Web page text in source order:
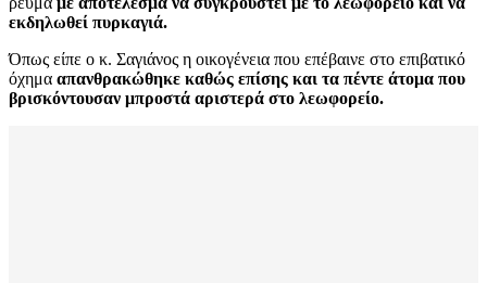
εκδηλωθεί πυρκαγιά.
Όπως είπε ο κ. Σαγιάνος η οικογένεια που επέβαινε στο επιβατικό
όχημα απανθρακώθηκε καθώς επίσης και τα πέντε άτομα που
βρισκόντουσαν μπροστά αριστερά στο λεωφορείο.